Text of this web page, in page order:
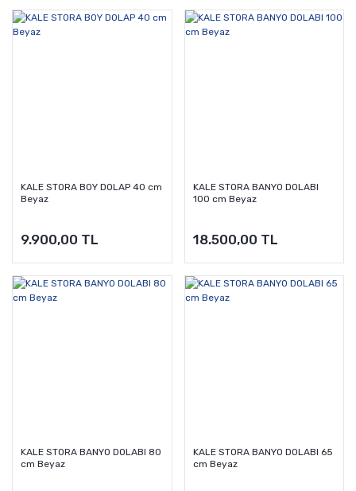
KALE STORA BOY DOLAP 40 cm
Beyaz
9.900,00 TL
KALE STORA BANYO DOLABI
100 cm Beyaz
18.500,00 TL
KALE STORA BANYO DOLABI 80
cm Beyaz
KALE STORA BANYO DOLABI 65
cm Beyaz